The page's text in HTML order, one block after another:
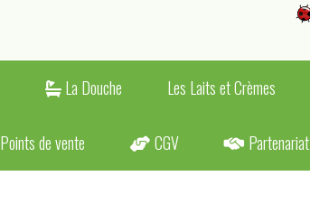
La Douche Les Laits et Crèmes
Points de vente CGV Partenariat